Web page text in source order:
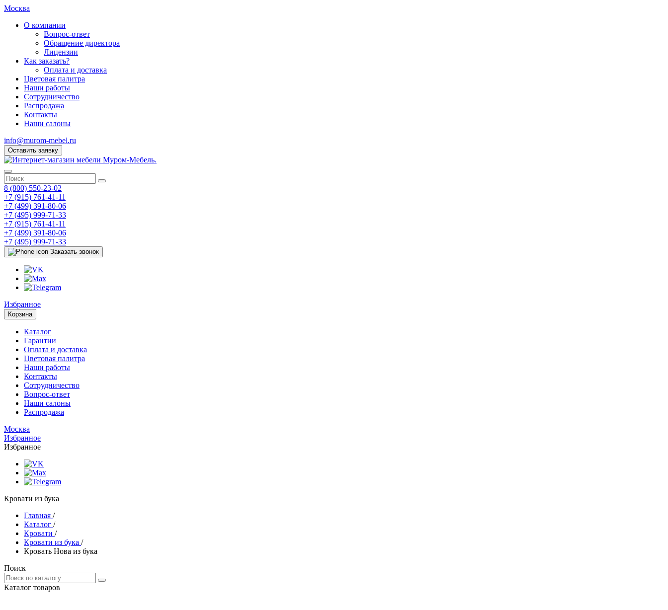
Москва
О компании
Вопрос-ответ
Обращение директора
Лицензии
Как заказать?
Оплата и доставка
Цветовая палитра
Наши работы
Сотрудничество
Распродажа
Контакты
Наши салоны
info@murom-mebel.ru
Оставить заявку
8 (800) 550-23-02
+7 (915) 761-41-11
+7 (499) 391-80-06
+7 (495) 999-71-33
+7 (915) 761-41-11
+7 (499) 391-80-06
+7 (495) 999-71-33
Заказать звонок
Избранное
Корзина
Каталог
Гарантии
Оплата и доставка
Цветовая палитра
Наши работы
Контакты
Сотрудничество
Вопрос-ответ
Наши салоны
Распродажа
Москва
Избранное
Избранное
Кровати из бука
Главная /
Каталог /
Кровати /
Кровати из бука /
Кровать Нова из бука
Поиск
Каталог товаров